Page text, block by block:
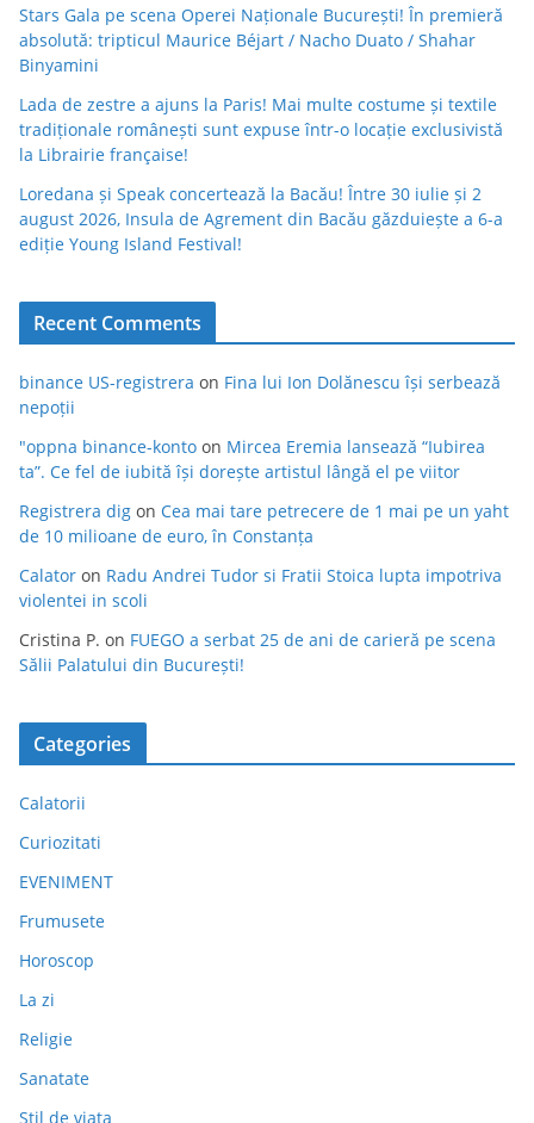
Stars Gala pe scena Operei Naționale București! În premieră
absolută: tripticul Maurice Béjart / Nacho Duato / Shahar
Binyamini
Lada de zestre a ajuns la Paris! Mai multe costume și textile
tradiționale românești sunt expuse într-o locație exclusivistă
la Librairie française!
Loredana și Speak concertează la Bacău! Între 30 iulie și 2
august 2026, Insula de Agrement din Bacău găzduiește a 6-a
ediție Young Island Festival!
Recent Comments
binance US-registrera on Fina lui Ion Dolănescu își serbează
nepoții
"oppna binance-konto on Mircea Eremia lansează “Iubirea
ta”. Ce fel de iubită își dorește artistul lângă el pe viitor
Registrera dig on Cea mai tare petrecere de 1 mai pe un yaht
de 10 milioane de euro, în Constanța
Calator on Radu Andrei Tudor si Fratii Stoica lupta impotriva
violentei in scoli
Cristina P. on FUEGO a serbat 25 de ani de carieră pe scena
Sălii Palatului din București!
Categories
Calatorii
Curiozitati
EVENIMENT
Frumusete
Horoscop
La zi
Religie
Sanatate
Stil de viata